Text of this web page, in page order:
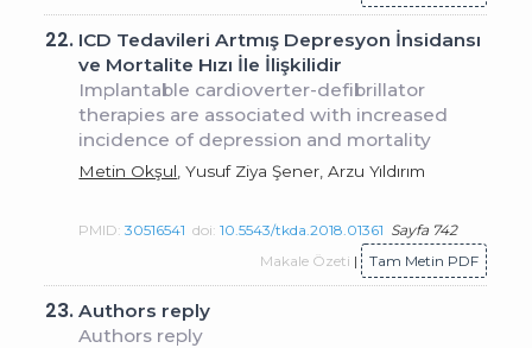
22. ICD Tedavileri Artmış Depresyon İnsidansı
ve Mortalite Hızı İle İlişkilidir
Implantable cardioverter-defibrillator
therapies are associated with increased
incidence of depression and mortality
Metin Okşul , Yusuf Ziya Şener, Arzu Yıldırım
PMID:30516541 doi:10.5543/tkda.2018.01361 Sayfa 742
Makale Özeti | Tam Metin PDF
23.Authors reply
Authors reply